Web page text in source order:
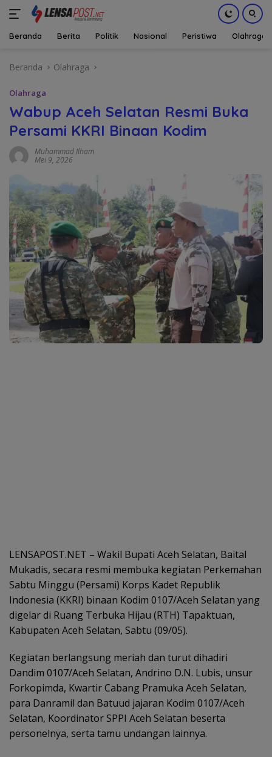
Beranda Berita Politik Nasional Peristiwa Olahraga
Beranda Olahraga
Olahraga
Wabup Aceh Selatan Resmi Buka
Persami KKRI Binaan Kodim
Muhammad Ilham
Mei 9, 2026
LENSAPOST.NET – Wakil Bupati Aceh Selatan, Baital
Mukadis, secara resmi membuka kegiatan Perkemahan
Sabtu Minggu (Persami) Korps Kadet Republik
Indonesia (KKRI) binaan Kodim 0107/Aceh Selatan yang
digelar di Ruang Terbuka Hijau (RTH) Tapaktuan,
Kabupaten Aceh Selatan, Sabtu (09/05).
Kegiatan berlangsung meriah dan turut dihadiri
Dandim 0107/Aceh Selatan, Andrino D.N. Lubis, unsur
Forkopimda, Kwartir Cabang Pramuka Aceh Selatan,
para Danramil dan Batuud jajaran Kodim 0107/Aceh
Selatan, Koordinator SPPI Aceh Selatan beserta
personelnya, serta tamu undangan lainnya.